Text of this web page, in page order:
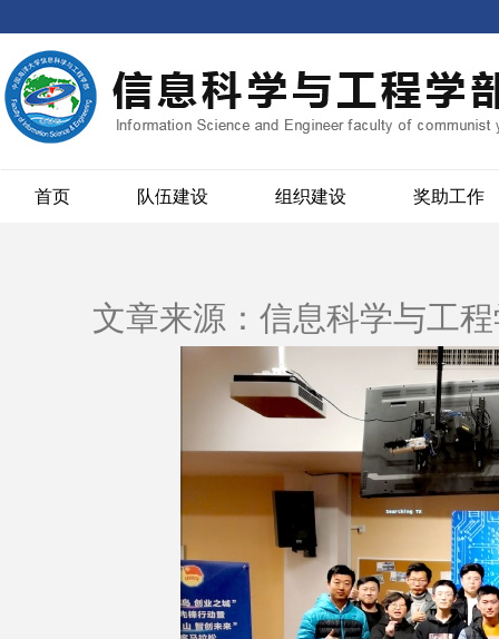
首页 队伍建设 组织建设 奖助工作
文章来源：信息科学与工